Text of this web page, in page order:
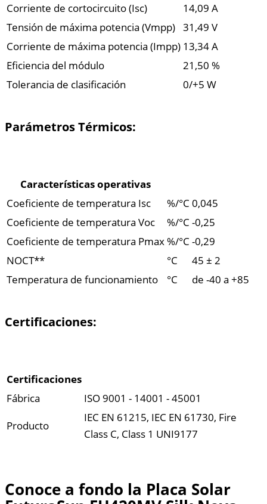
Corriente de cortocircuito (Isc)
14,09 A
Tensión de máxima potencia (Vmpp) 31,49 V
Corriente de máxima potencia (Impp) 13,34 A
Eficiencia del módulo
21,50 %
Tolerancia de clasificación
0/+5 W
Parámetros Térmicos:
Características operativas
Coeficiente de temperatura Isc
%/°C 0,045
Coeficiente de temperatura Voc
%/°C -0,25
Coeficiente de temperatura Pmax%/°C -0,29
NOCT**
°C
45 ± 2
Temperatura de funcionamiento
°C de -40 a +85
Certificaciones:
Certificaciones
Fábrica
ISO 9001 - 14001 - 45001
Producto
IEC EN 61215, IEC EN 61730, Fire
Class C, Class 1 UNI9177
Conoce a fondo la Placa Solar